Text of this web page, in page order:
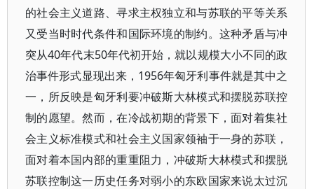
的社会主义道路、寻求主权独立和与苏联的平等关系
又受当时时代条件和国际环境的制约。这种矛盾与冲
突从40年代末50年代初开始，就以规模大小不同的政
治事件形式显现出来，1956年匈牙利事件就是其中之
一，所反映是匈牙利要冲破斯大林模式和摆脱苏联控
制的愿望。然而，在冷战初期的背景下，面对着集社
会主义标准模式和社会主义国家领袖于一身的苏联，
面对着本国内部的重重阻力，冲破斯大林模式和摆脱
苏联控制这一历史任务对弱小的东欧国家来说太过沉